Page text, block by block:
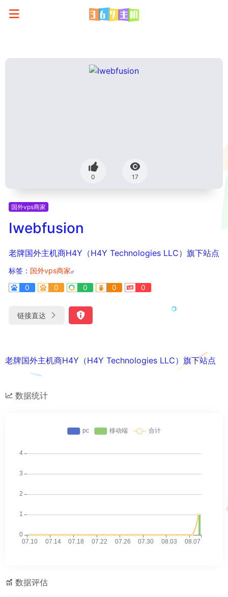
0 17
国外vps商家
Iwebfusion
老牌国外主机商H4Y（H4Y Technologies LLC）旗下站点
标签： 国外vps商家
0
0 0 0 0
链接直达
老牌国外主机商H4Y（H4Y Technologies LLC）旗下站点
数据统计
数据评估